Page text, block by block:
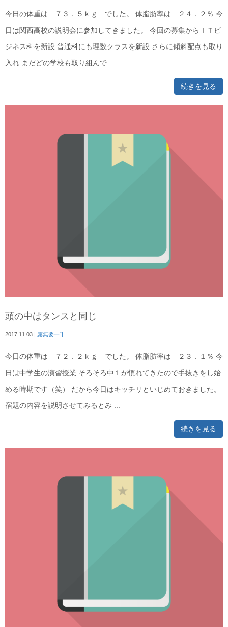
今日の体重は ７３．５ｋｇ でした。 体脂肪率は ２４．２％ 今
日は関西高校の説明会に参加してきました。 今回の募集からＩＴビ
ジネス科を新設 普通科にも理数クラスを新設 さらに傾斜配点も取り
入れ まだどの学校も取り組んで ...
続きを見る
頭の中はタンスと同じ
2017.11.03 露無要一千
今日の体重は ７２．２ｋｇ でした。 体脂肪率は ２３．１％ 今
日は中学生の演習授業 そろそろ中１が慣れてきたので手抜きをし始
める時期です（笑） だから今日はキッチリといじめておきました。
宿題の内容を説明させてみるとみ ...
続きを見る